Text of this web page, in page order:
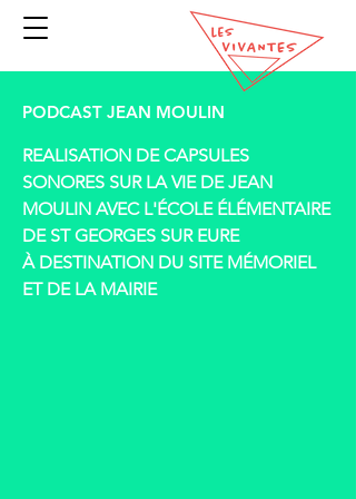
​REALISATION DE CAPSULES
SONORES SUR LA VIE DE JEAN
MOULIN AVEC L'ÉCOLE ÉLÉMENTAIRE
DE ST GEORGES SUR EURE
À DESTINATION DU SITE MÉMORIEL
ET DE LA MAIRIE
PODCAST JEAN MOULIN